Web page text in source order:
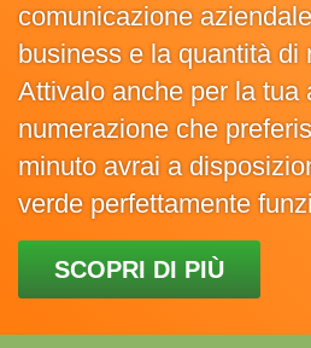
comunicazione
business e la quantità di
Attivalo anche per la tua
numerazione che
minuto avrai a
verde perfettamente
SCOPRI DI PIÙ